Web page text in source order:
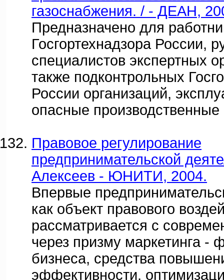
газоснабжения. / - ДЕАН,
Предназначено для
Госгортехнадзора России,
специалистов экспертных
также подконтрольных
России организаций,
опасные
Правовое регулирование
предпринимательской
Алексеев - ЮНИТИ, 2004.
Впервые
как объект правового
рассматривается с
через призму маркетинга -
бизнеса, средства
эффективности,